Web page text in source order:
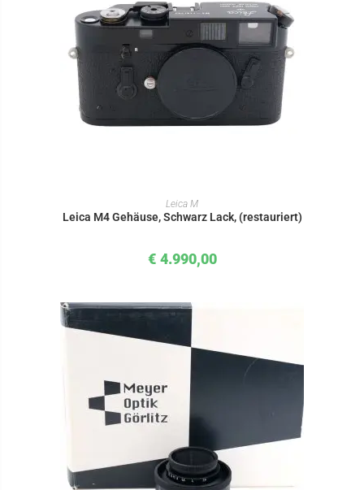
IN DEN WARENKORB
Leica M
Leica M4 Gehäuse, Schwarz Lack, (restauriert)
€ 4.990,00